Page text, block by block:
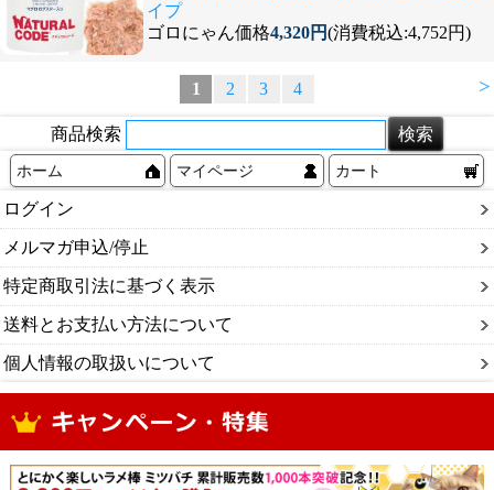
イプ
ゴロにゃん価格4,320円(消費税込:4,752円)
>
1 2 3 4
商品検索
ホーム マイページ カート
ログイン
メルマガ申込/停止
特定商取引法に基づく表示
送料とお支払い方法について
個人情報の取扱いについて